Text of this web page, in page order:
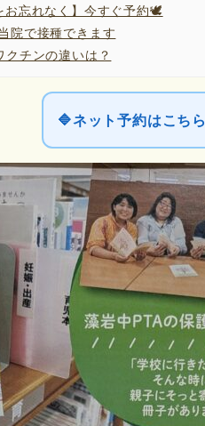
お忘れなく】今すぐ予約🕊️
院で接種できます
チンの違いは？
🔷ネット予約はこちら